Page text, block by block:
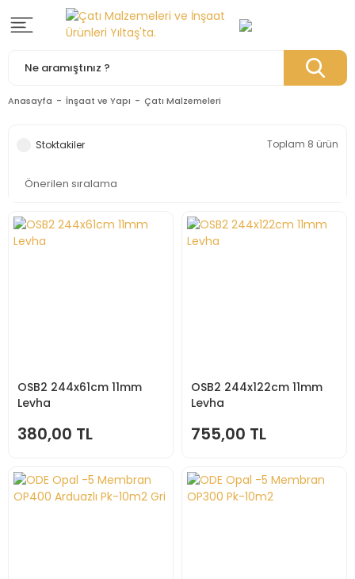
Anasayfa İnşaat ve Yapı Çatı Malzemeleri
Stoktakiler Toplam 8 ürün
OSB2 244x61cm 11mm
Levha
380,00 TL
OSB2 244x122cm 11mm
Levha
755,00 TL